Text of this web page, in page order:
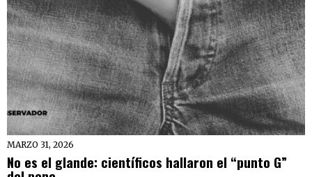
MARZO 31, 2026
No es el glande: científicos hallaron el “punto G”